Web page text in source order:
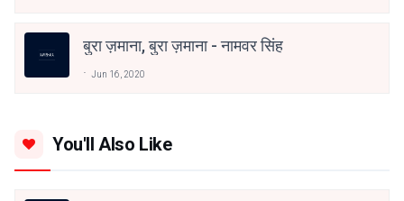
बुरा ज़माना, बुरा ज़माना - नामवर सिंह
Jun 16, 2020
You'll Also Like